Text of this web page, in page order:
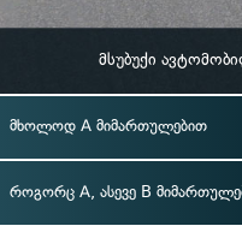
მსუბუქი
მხოლოდ A მიმართულებით
როგორც A, ასევე B